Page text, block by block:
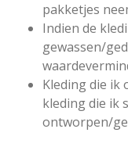
pakketjes
Indien de
gewassen/
Kleding die ik
kleding die ik
ontworpen/